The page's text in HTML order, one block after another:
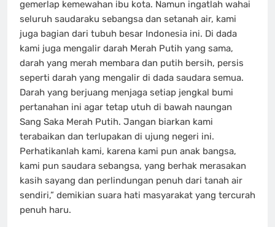
gemerlap kemewahan ibu kota. Namun ingatlah wahai
seluruh saudaraku sebangsa dan setanah air, kami
juga bagian dari tubuh besar Indonesia ini. Di dada
kami juga mengalir darah Merah Putih yang sama,
darah yang merah membara dan putih bersih, persis
seperti darah yang mengalir di dada saudara semua.
Darah yang berjuang menjaga setiap jengkal bumi
pertanahan ini agar tetap utuh di bawah naungan
Sang Saka Merah Putih. Jangan biarkan kami
terabaikan dan terlupakan di ujung negeri ini.
Perhatikanlah kami, karena kami pun anak bangsa,
kami pun saudara sebangsa, yang berhak merasakan
kasih sayang dan perlindungan penuh dari tanah air
sendiri,” demikian suara hati masyarakat yang tercurah
penuh haru.